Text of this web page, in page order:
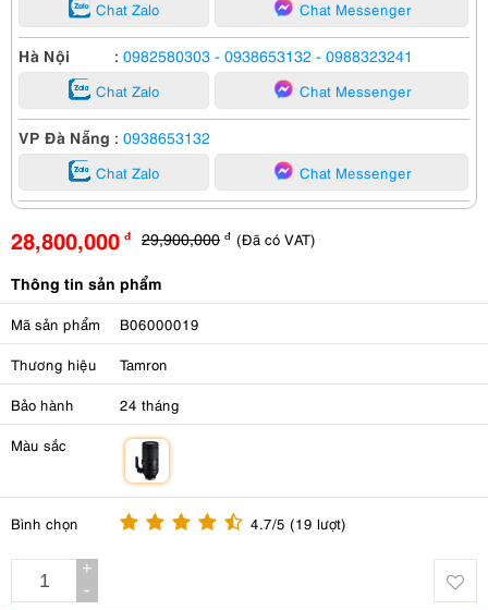
Chat Zalo Chat Messenger
Hà Nội : 0982580303 - 0938653132 - 0988323241
Chat Zalo Chat Messenger
VP Đà Nẵng : 0938653132
Chat Zalo Chat Messenger
28,800,000 đ 29,900,000 đ (Đã có VAT)
Thông tin sản phẩm
Mã sản phẩm B06000019
Thương hiệu Tamron
Bảo hành 24 tháng
Màu sắc
Bình chọn 4.7/5 (19 lượt)
+
-